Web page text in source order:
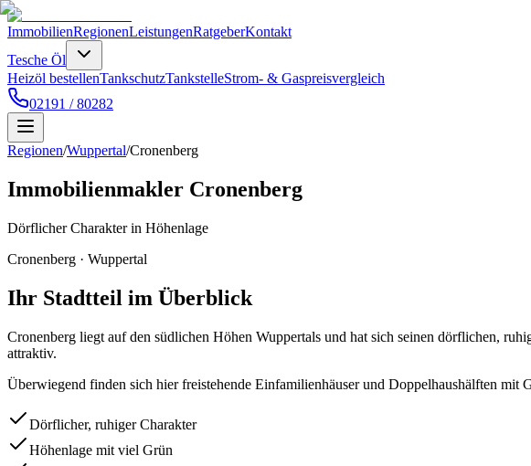
ImmobilienRegionenLeistungenRatgeberKontakt
Tesche Öl
Heizöl bestellenTankschutzTankstelleStrom- & Gaspreisvergleich
02191 / 80282
Regionen/Wuppertal/Cronenberg
Immobilienmakler Cronenberg
Dörflicher Charakter in Höhenlage
Cronenberg · Wuppertal
Ihr Stadtteil im Überblick
Cronenberg liegt auf den südlichen Höhen Wuppertals und hat sich seinen dörflichen,
attraktiv.
Überwiegend finden sich hier freistehende Einfamilienhäuser und Doppelhaushälften mit
Dörflicher, ruhiger Charakter
Höhenlage mit viel Grün